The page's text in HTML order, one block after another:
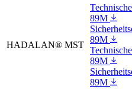
HADALAN® MST
89M
89M
89M
89M